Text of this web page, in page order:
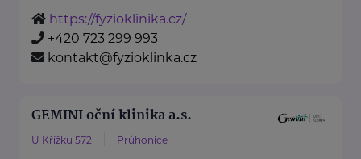
https://fyzioklinika.cz/
+420 723 299 993
kontakt@fyzioklinka.cz
GEMINI oční klinika a.s.
U Křížku 572 Průhonice